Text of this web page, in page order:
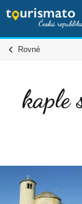
Rovné
kaple